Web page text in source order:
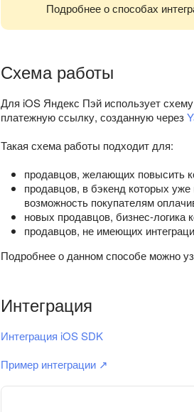
Подробнее о способах
Схема работы
Для iOS Яндекс Пэй использует
платежную ссылку, созданную через
Такая схема работы подходит для:
продавцов, желающих повысить
продавцов, в бэкенд которых
возможность покупателям
новых продавцов, бизнес-логика
продавцов, не имеющих
Подробнее о данном способе можно
Интеграция
Интеграция iOS SDK
Пример интеграции ↗